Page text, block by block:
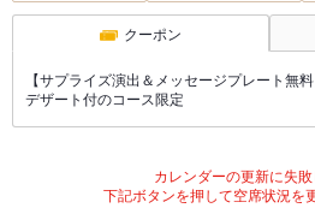
クーポン
【サプライズ演出＆メッセージプレート無
デザート付のコース限定
カレンダーの更新に失敗
下記ボタンを押して空席状況を